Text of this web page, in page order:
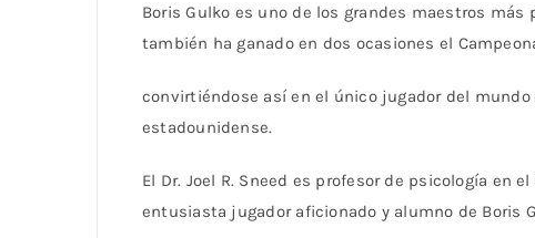
Boris Gulko es uno de los grandes maestros
también ha ganado en dos ocasiones el
convirtiéndose así en el único jugador del
estadounidense.
El Dr. Joel R. Sneed es profesor de psicología en
entusiasta jugador aficionado y alumno de Boris